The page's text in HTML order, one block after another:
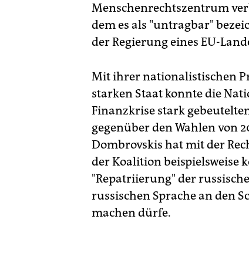
Menschenrechtszentrum
dem es als "untragbar"
der Regierung eines EU-
Mit ihrer nationalistischen
starken Staat konnte die
Finanzkrise stark
gegenüber den Wahlen von
Dombrovskis hat mit der
der Koalition beispielsweise
"Repatriierung" der
russischen Sprache an den
machen dürfe.